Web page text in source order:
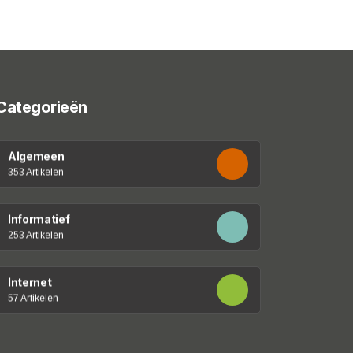
Algemeen
353 Artikelen
Informatief
253 Artikelen
Internet
57 Artikelen